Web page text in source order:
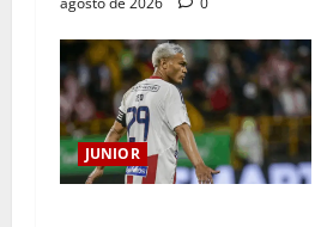
JUNIOR